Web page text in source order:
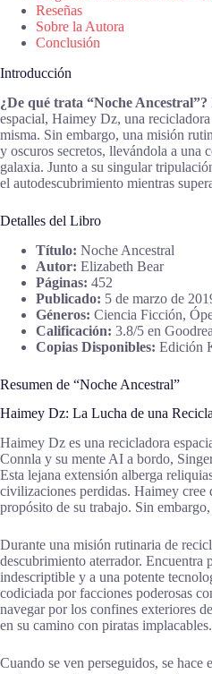
Reseñas
Sobre la Autora
Conclusión
Introducción
¿De qué trata “Noche Ancestral”?
espacial, Haimey Dz, una
misma. Sin embargo, una misión
y oscuros secretos, llevándola a una
galaxia. Junto a su singular
el autodescubrimiento mientras
Detalles del Libro
Título: Noche Ancestral
Autor: Elizabeth Bear
Páginas: 452
Publicado: 5 de marzo de
Géneros: Ciencia Ficción,
Calificación: 3.8/5 en
Copias Disponibles: Edición
Resumen de “Noche Ancestral”
Haimey Dz: La Lucha de una
Haimey Dz es una recicladora
Connla y su mente AI a bordo,
Esta lejana extensión alberga
civilizaciones perdidas. Haimey cree
propósito de su trabajo. Sin
Durante una misión rutinaria de
descubrimiento aterrador. Encuentra
indescriptible y a una potente
codiciada por facciones poderosas
navegar por los confines exteriores
en su camino con piratas implacables.
Cuando se ven perseguidos, se hace